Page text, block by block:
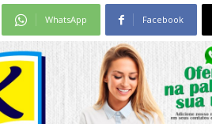
WhatsApp Facebook